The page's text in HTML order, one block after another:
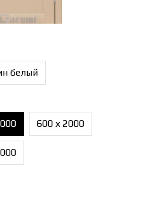
белый
600 х 2000